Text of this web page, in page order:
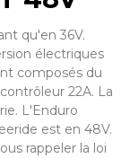
qu'en 36V.
électriques
composés du
22A. La
L'Enduro
est en 48V.
rappeler la loi